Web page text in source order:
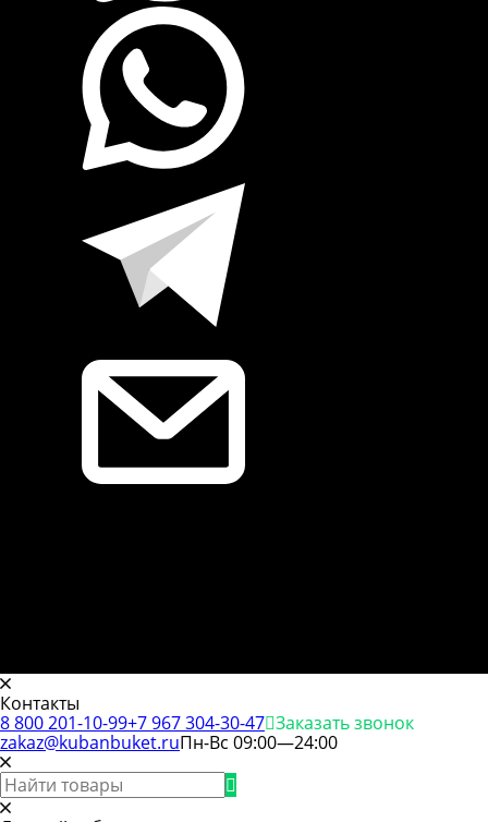
Контакты
8 800 201-10-99+7 967 304-30-47 Заказать звонок
zakaz@kubanbuket.ruПн-Вс 09:00—24:00